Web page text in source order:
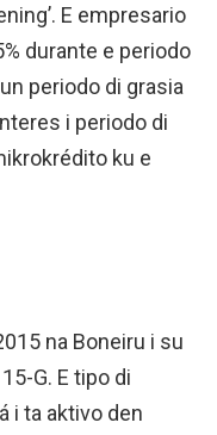
E empresario
durante e periodo
periodo di grasia
i periodo di
ku e
na Boneiru i su
G. E tipo di
i ta aktivo den